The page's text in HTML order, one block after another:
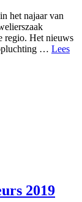
het najaar van
regio. Het nieuws
… Lees
2019